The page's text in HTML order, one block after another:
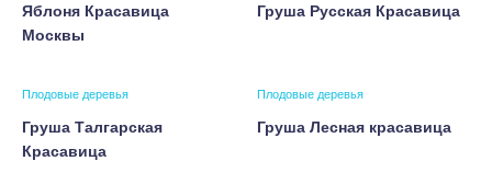
Яблоня Красавица
Москвы
Груша Русская Красавица
Плодовые деревья
Груша Талгарская
Красавица
Плодовые деревья
Груша Лесная красавица